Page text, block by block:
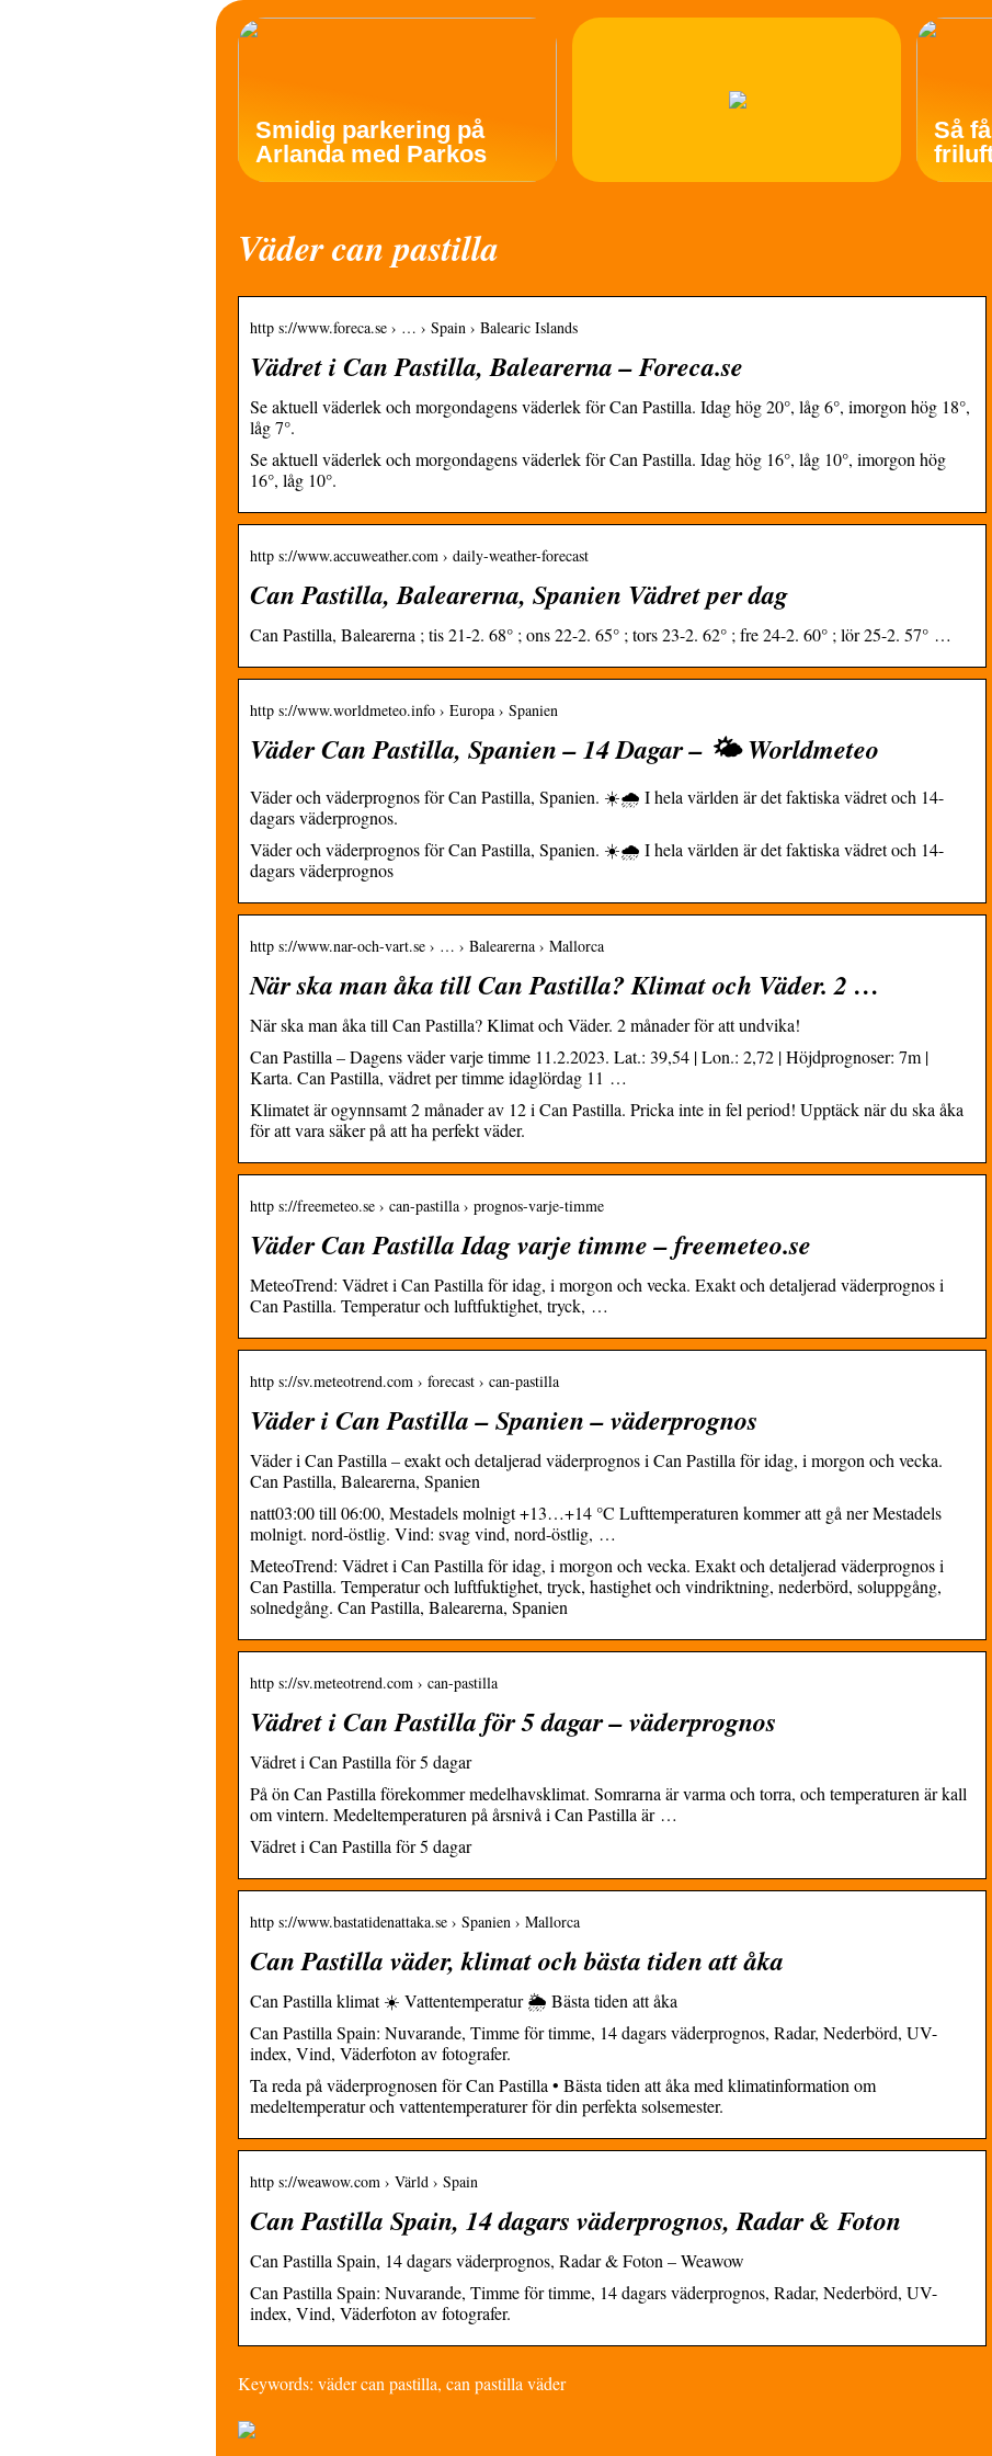
Smidig parkering på
Arlanda med Parkos
Så
Väder can pastilla
http s://www.foreca.se › … › Spain › Balearic Islands
Vädret i Can Pastilla, Balearerna – Foreca.se
Se aktuell väderlek och morgondagens väderlek för Can Pastilla. Idag hög 20°, låg 6°, imorgon hög 18°,
låg 7°.
Se aktuell väderlek och morgondagens väderlek för Can Pastilla. Idag hög 16°, låg 10°, imorgon hög
16°, låg 10°.
http s://www.accuweather.com › daily-weather-forecast
Can Pastilla, Balearerna, Spanien Vädret per dag
Can Pastilla, Balearerna ; tis 21-2. 68° ; ons 22-2. 65° ; tors 23-2. 62° ; fre 24-2. 60° ; lör 25-2. 57° …
http s://www.worldmeteo.info › Europa › Spanien
Väder Can Pastilla, Spanien – 14 Dagar – 🌤️ Worldmeteo
Väder och väderprognos för Can Pastilla, Spanien. ☀️🌧️ I hela världen är det faktiska vädret och 14-
dagars väderprognos.
Väder och väderprognos för Can Pastilla, Spanien. ☀️🌧️ I hela världen är det faktiska vädret och 14-
dagars väderprognos
http s://www.nar-och-vart.se › … › Balearerna › Mallorca
När ska man åka till Can Pastilla? Klimat och Väder. 2 …
När ska man åka till Can Pastilla? Klimat och Väder. 2 månader för att undvika!
Can Pastilla – Dagens väder varje timme 11.2.2023. Lat.: 39,54 | Lon.: 2,72 | Höjdprognoser: 7m |
Karta. Can Pastilla, vädret per timme idaglördag 11 …
Klimatet är ogynnsamt 2 månader av 12 i Can Pastilla. Pricka inte in fel period! Upptäck när du ska åka
för att vara säker på att ha perfekt väder.
http s://freemeteo.se › can-pastilla › prognos-varje-timme
Väder Can Pastilla Idag varje timme – freemeteo.se
MeteoTrend: Vädret i Can Pastilla för idag, i morgon och vecka. Exakt och detaljerad väderprognos i
Can Pastilla. Temperatur och luftfuktighet, tryck, …
http s://sv.meteotrend.com › forecast › can-pastilla
Väder i Can Pastilla – Spanien – väderprognos
Väder i Can Pastilla – exakt och detaljerad väderprognos i Can Pastilla för idag, i morgon och vecka.
Can Pastilla, Balearerna, Spanien
natt03:00 till 06:00, Mestadels molnigt +13…+14 °C Lufttemperaturen kommer att gå ner Mestadels
molnigt. nord-östlig. Vind: svag vind, nord-östlig, …
MeteoTrend: Vädret i Can Pastilla för idag, i morgon och vecka. Exakt och detaljerad väderprognos i
Can Pastilla. Temperatur och luftfuktighet, tryck, hastighet och vindriktning, nederbörd, soluppgång,
solnedgång. Can Pastilla, Balearerna, Spanien
http s://sv.meteotrend.com › can-pastilla
Vädret i Can Pastilla för 5 dagar – väderprognos
Vädret i Can Pastilla för 5 dagar
På ön Can Pastilla förekommer medelhavsklimat. Somrarna är varma och torra, och temperaturen är kall
om vintern. Medeltemperaturen på årsnivå i Can Pastilla är …
Vädret i Can Pastilla för 5 dagar
http s://www.bastatidenattaka.se › Spanien › Mallorca
Can Pastilla väder, klimat och bästa tiden att åka
Can Pastilla klimat ☀️ Vattentemperatur 🌦️ Bästa tiden att åka
Can Pastilla Spain: Nuvarande, Timme för timme, 14 dagars väderprognos, Radar, Nederbörd, UV-
index, Vind, Väderfoton av fotografer.
Ta reda på väderprognosen för Can Pastilla • Bästa tiden att åka med klimatinformation om
medeltemperatur och vattentemperaturer för din perfekta solsemester.
http s://weawow.com › Värld › Spain
Can Pastilla Spain, 14 dagars väderprognos, Radar & Foton
Can Pastilla Spain, 14 dagars väderprognos, Radar & Foton – Weawow
Can Pastilla Spain: Nuvarande, Timme för timme, 14 dagars väderprognos, Radar, Nederbörd, UV-
index, Vind, Väderfoton av fotografer.
Keywords: väder can pastilla, can pastilla väder